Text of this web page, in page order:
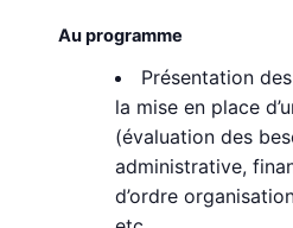
Au programme
Présentation
la mise en place
(évaluation des
administrative,
d’ordre